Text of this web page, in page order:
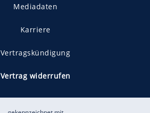
Mediadaten
Karriere
Vertragskündigung
Vertrag widerrufen